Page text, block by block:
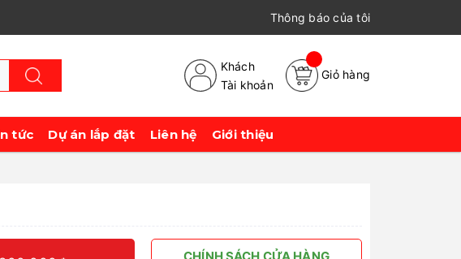
Thông báo của tôi
Khách
Tài khoản
Giỏ hàng
tức Dự án lắp đặt Liên hệ Giới thiệu